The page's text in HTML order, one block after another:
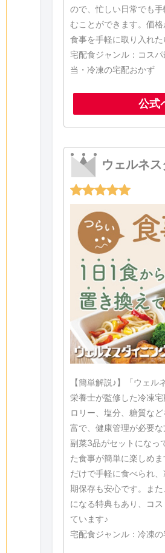
ので、忙しい日常でも
むことができます。価
食事を手軽に取り入れ
宅配食ジャンル：コス
当・冷凍の宅配おかず
公式
ウェルネ
【簡単解説♪】「ウェ
栄養士が監修した冷凍
ロリー、塩分、糖質な
富で、健康管理が必要
副菜3品がセットになっ
た食事が簡単に楽しめ
だけで手軽に食べられ
期保存も安心です。ま
になる特典もあり、コ
ています♪
宅配食ジャンル：冷凍